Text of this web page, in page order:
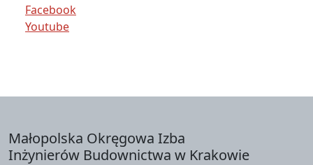
Facebook
Youtube
Małopolska Okręgowa Izba
Inżynierów Budownictwa w Krakowie